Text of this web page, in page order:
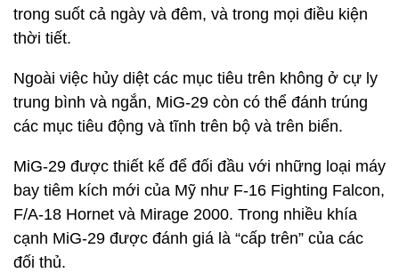
trong suốt cả ngày và đêm, và trong mọi điều kiện
thời tiết.
Ngoài việc hủy diệt các mục tiêu trên không ở cự ly
trung bình và ngắn, MiG-29 còn có thể đánh trúng
các mục tiêu động và tĩnh trên bộ và trên biển.
MiG-29 được thiết kế để đối đầu với những loại máy
bay tiêm kích mới của Mỹ như F-16 Fighting Falcon,
F/A-18 Hornet và Mirage 2000. Trong nhiều khía
cạnh MiG-29 được đánh giá là “cấp trên” của các
đối thủ.